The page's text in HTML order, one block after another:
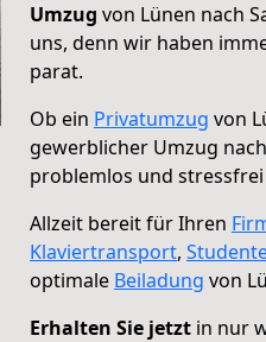
Umzug von Lünen nach
uns, denn wir haben
parat.
Ob ein Privatumzug von
gewerblicher Umzug
problemlos und
Allzeit bereit für Ihren
Klaviertransport,
optimale Beiladung von
Erhalten Sie jetzt in nur